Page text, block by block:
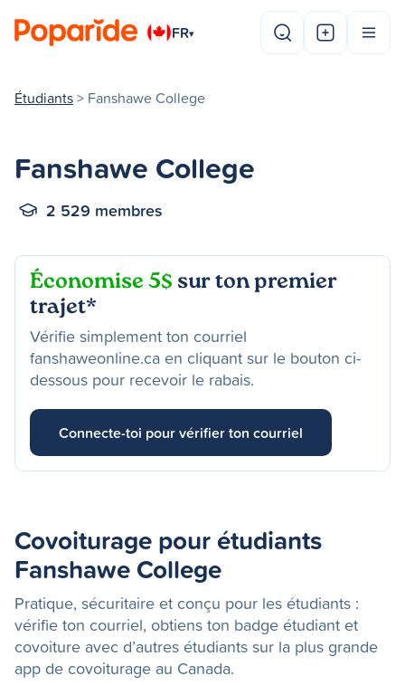
FR▾
Étudiants> Fanshawe College
Fanshawe College
2 529 membres
Économise 5$ sur ton premier
trajet*
Vérifie simplement ton courriel
fanshaweonline.ca en cliquant sur le bouton ci-
dessous pour recevoir le rabais.
Connecte-toi pour vérifier ton courriel
Covoiturage pour étudiants
Fanshawe College
Pratique, sécuritaire et conçu pour les étudiants :
vérifie ton courriel, obtiens ton badge étudiant et
covoiture avec d’autres étudiants sur la plus grande
app de covoiturage au Canada.